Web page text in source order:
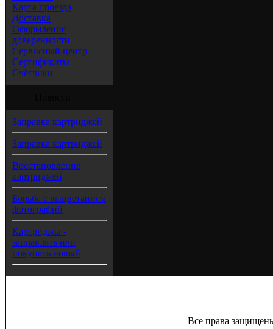
Карта проезда
Доставка
Оформление
доверенности
Сервисный центр
Сертификаты
Счётчики
Заправка картриджей
Заправка картриджей
Восстановление
картриджей
Борьба с выцветанием
фотографий
Картриджы -
заправлять или
покупать новый
Все права